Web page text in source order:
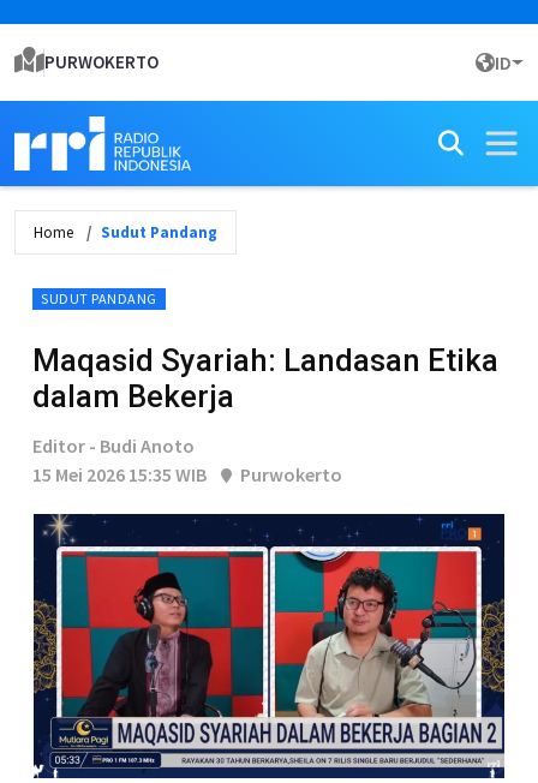
PURWOKERTO ID
Home Sudut Pandang
SUDUT PANDANG
Maqasid Syariah: Landasan Etika
dalam Bekerja
Editor - Budi Anoto
15 Mei 2026 15:35 WIB
Purwokerto